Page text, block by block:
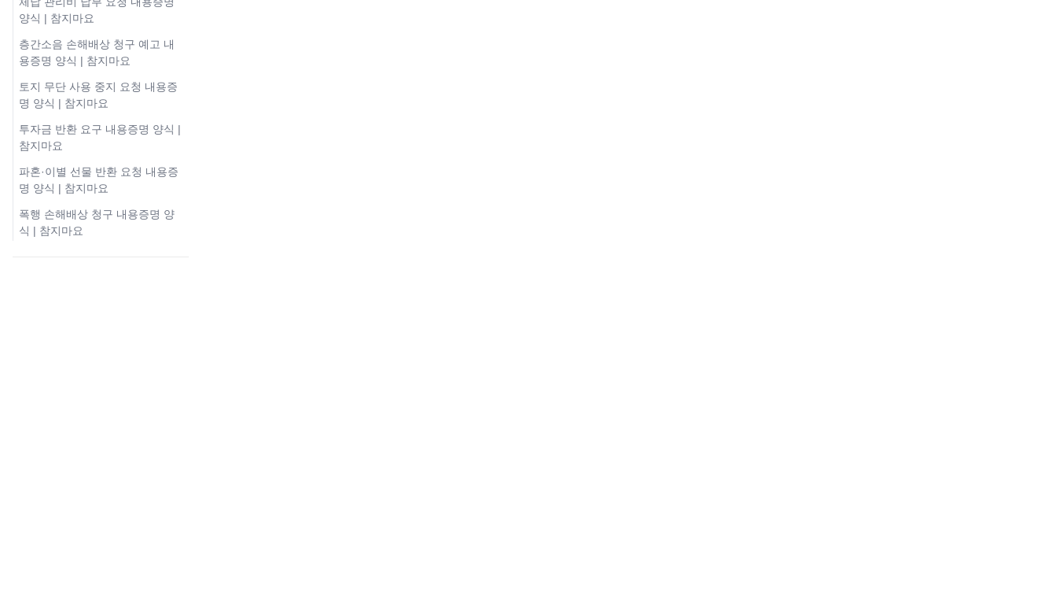
양식 | 참지마요
층간소음 손해배상 청구 예고 내
용증명 양식 | 참지마요
토지 무단 사용 중지 요청 내용증
명 양식 | 참지마요
투자금 반환 요구 내용증명 양식 |
참지마요
파혼·이별 선물 반환 요청 내용증
명 양식 | 참지마요
폭행 손해배상 청구 내용증명 양
식 | 참지마요